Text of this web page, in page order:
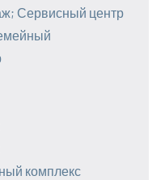
Сервисный центр
комплекс